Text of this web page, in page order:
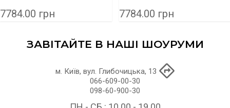
7784.00 грн 7784.00 грн
ЗАВІТАЙТЕ В НАШІ ШОУРУМИ
м. Київ, вул. Глибочицька, 13
066-609-00-30
098-60-900-30